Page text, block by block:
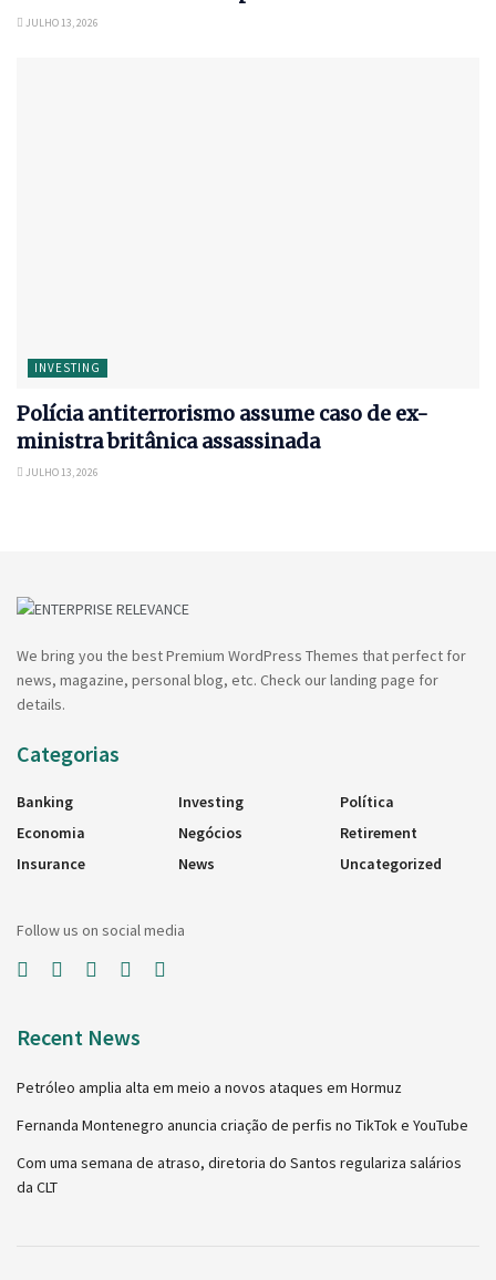
JULHO 13, 2026
INVESTING
Polícia antiterrorismo assume caso de ex-
ministra britânica assassinada
JULHO 13, 2026
We bring you the best Premium WordPress Themes that perfect for
news, magazine, personal blog, etc. Check our landing page for
details.
Categorias
Banking
Economia
Insurance
Investing
Negócios
News
Política
Retirement
Uncategorized
Follow us on social media
Recent News
Petróleo amplia alta em meio a novos ataques em Hormuz
Fernanda Montenegro anuncia criação de perfis no TikTok e YouTube
Com uma semana de atraso, diretoria do Santos regulariza salários
da CLT